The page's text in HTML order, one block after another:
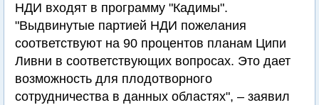
НДИ входят в программу "Кадимы".
"Выдвинутые партией НДИ пожелания
соответствуют на 90 процентов планам Ципи
Ливни в соответствующих вопросах. Это дает
возможность для плодотворного
сотрудничества в данных областях", – заявил